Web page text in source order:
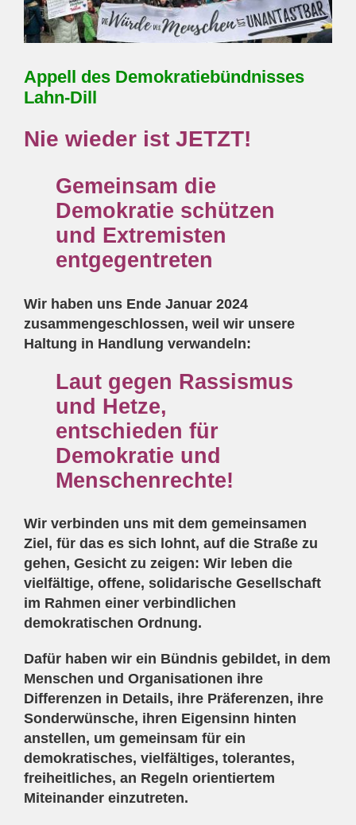
Appell des Demokratiebündnisses
Lahn-Dill
Nie wieder ist JETZT!
Gemeinsam die
Demokratie schützen
und Extremisten
entgegentreten
Wir haben uns Ende Januar 2024
zusammengeschlossen, weil wir unsere
Haltung in Handlung verwandeln:
Laut gegen Rassismus
und Hetze,
entschieden für
Demokratie und
Menschenrechte!
Wir verbinden uns mit dem gemeinsamen
Ziel, für das es sich lohnt, auf die Straße zu
gehen, Gesicht zu zeigen: Wir leben die
vielfältige, offene, solidarische Gesellschaft
im Rahmen einer verbindlichen
demokratischen Ordnung.
Dafür haben wir ein Bündnis gebildet, in dem
Menschen und Organisationen ihre
Differenzen in Details, ihre Präferenzen, ihre
Sonderwünsche, ihren Eigensinn hinten
anstellen, um gemeinsam für ein
demokratisches, vielfältiges, tolerantes,
freiheitliches, an Regeln orientiertem
Miteinander einzutreten.